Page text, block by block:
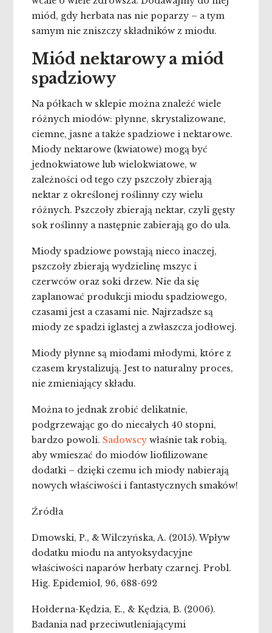
miód, gdy herbata nas nie poparzy – a tym
samym nie zniszczy składników z miodu.
Miód nektarowy a miód
spadziowy
Na półkach w sklepie można znaleźć wiele
różnych miodów: płynne, skrystalizowane,
ciemne, jasne a także spadziowe i nektarowe.
Miody nektarowe (kwiatowe) mogą być
jednokwiatowe lub wielokwiatowe, w
zależności od tego czy pszczoły zbierają
nektar z określonej roślinny czy wielu
różnych. Pszczoły zbierają nektar, czyli gęsty
sok roślinny a następnie zabierają go do ula.
Miody spadziowe powstają nieco inaczej,
pszczoły zbierają wydzielinę mszyc i
czerwców oraz soki drzew. Nie da się
zaplanować produkcji miodu spadziowego,
czasami jest a czasami nie. Najrzadsze są
miody ze spadzi iglastej a zwłaszcza jodłowej.
Miody płynne są miodami młodymi, które z
czasem krystalizują. Jest to naturalny proces,
nie zmieniający składu.
Można to jednak zrobić delikatnie,
podgrzewając go do niecałych 40 stopni,
bardzo powoli.Sadowscy właśnie tak robią,
aby wmieszać do miodów liofilizowane
dodatki – dzięki czemu ich miody nabierają
nowych właściwości i fantastycznych smaków!
Źródła
Dmowski, P., & Wilczyńska, A. (2015). Wpływ
dodatku miodu na antyoksydacyjne
właściwości naparów herbaty czarnej. Probl.
Hig. Epidemiol, 96, 688-692
Hołderna-Kędzia, E., & Kędzia, B. (2006).
Badania nad przeciwutleniającymi